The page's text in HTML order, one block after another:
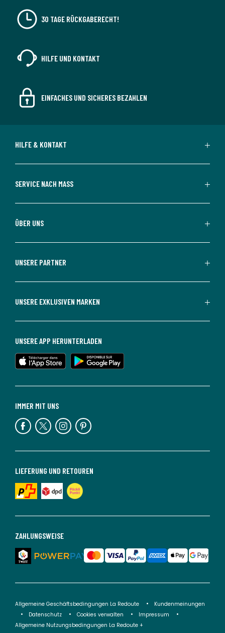
30 TAGE RÜCKGABERECHT!
HILFE UND KONTAKT
EINFACHES UND SICHERES BEZAHLEN
HILFE & KONTAKT
SERVICE NACH MASS
ÜBER UNS
UNSERE PARTNER
UNSERE EXKLUSIVEN MARKEN
ZAHLUNGSWEISE
LIEFERUNG UND RETOUREN
IMMER MIT UNS
UNSERE APP HERUNTERLADEN
Allgemeine Geschäftsbedingungen La Redoute
Kundenmeinungen
Datenschutz
Cookies verwalten
Impressum
Allgemeine Nutzungsbedingungen La Redoute +